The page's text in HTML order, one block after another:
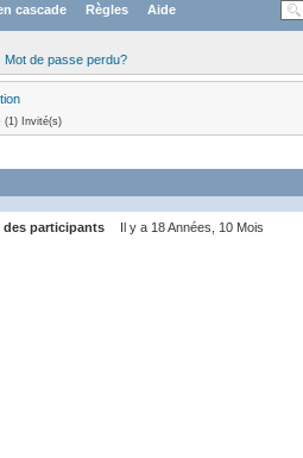
cascade Règles Aide
Mot de passe perdu?
(1) Invité(s)
des participants Il y a 18 Années, 10 Mois